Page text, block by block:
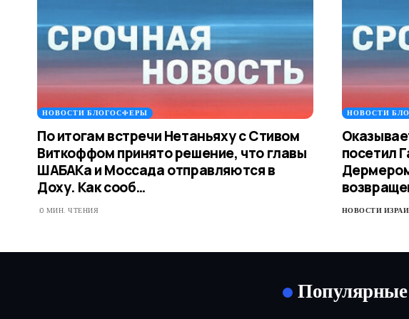
НОВОСТИ БЛОГОСФЕРЫ
По итогам встречи Нетаньяху с Стивом
Виткоффом принято решение, что главы
ШАБАКа и Моссада отправляются в
Доху. Как сооб…
0 МИН. ЧТЕНИЯ
НОВОСТИ
посетил
НОВОСТИ
Популярные